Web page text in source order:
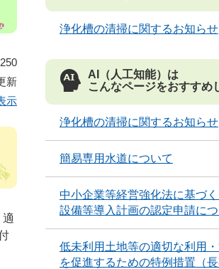
新
示
適
浄化槽の清掃に関するお知らせ
AI（人工知能）は
こんなページをおすすめ
浄化槽の清掃に関するお知らせ
簡易専用水道について
中小企業等経営強化法に基づ
設備等導入計画の認定申請に
低未利用土地等の適切な利用
を促進するための特例措置（